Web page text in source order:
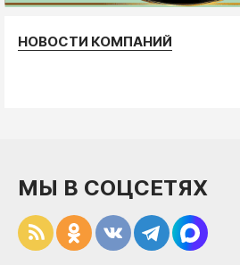
НОВОСТИ КОМПАНИЙ
МЫ В СОЦСЕТЯХ